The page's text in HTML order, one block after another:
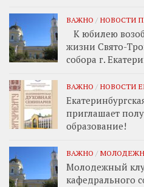
ВАЖНО / НОВОСТИ
К юбилею
жизни Свято-
собора г.
ВАЖНО / НОВОСТИ
приглашает
образование!
ВАЖНО /
Молодежный
кафедрального